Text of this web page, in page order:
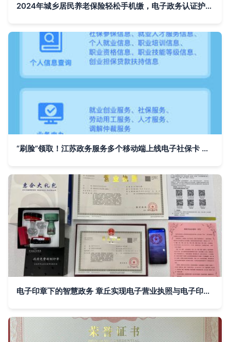
2024年城乡居民养老保险轻松手机缴，电子政务认证护航一步到位
“刷脸”领取！江苏政务服务多个移动端上线电子社保卡 电子政务电子认证服务迈入新阶段
电子印章下的智慧政务 章丘实现电子营业执照与电子印章同步发放